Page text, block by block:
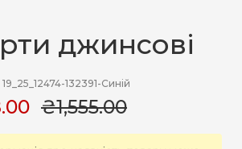
джинсові
19_25_12474-132391-Синій
₴1,555.00